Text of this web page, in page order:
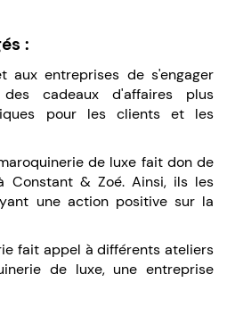
:
aux entreprises de s'engager
cadeaux d'affaires plus
pour les clients et les
de luxe fait don de
Constant & Zoé. Ainsi, ils les
une action positive sur la
fait appel à différents ateliers
de luxe, une entreprise